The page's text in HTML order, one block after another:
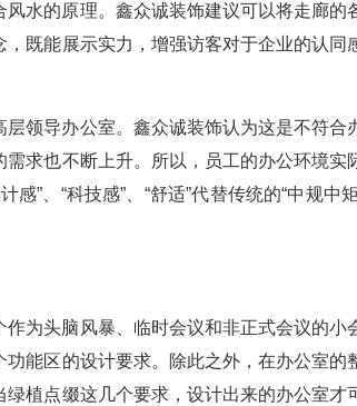
水的原理。鑫众诚装饰建议可以将走廊的
既能展示实力，增强访客对于企业的认同
领导办公室。鑫众诚装饰认为这是不符合
求也不断上升。所以，员工的办公环境实
”、“科技感”、“舒适”代替传统的“中规中
为头脑风暴、临时会议和非正式会议的小
能区的设计要求。除此之外，在办公室的
植点缀这几个要求，设计出来的办公室才